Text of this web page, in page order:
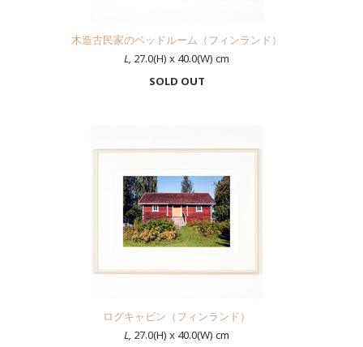
木造古民家のベッドルーム（フィンランド）
L, 27.0(H) x 40.0(W) cm
SOLD OUT
ログキャビン（フィンランド）
L, 27.0(H) x 40.0(W) cm